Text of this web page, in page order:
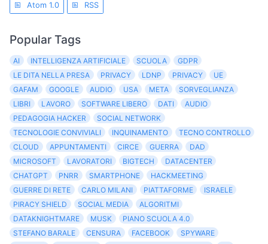
Atom 1.0 RSS
Popular Tags
AI INTELLIGENZA ARTIFICIALE SCUOLA
GDPR
LE DITA NELLA PRESA
PRIVACY LDNP PRIVACY
UE
GAFAM
GOOGLE AUDIO USA META
SORVEGLIANZA
LIBRI
LAVORO SOFTWARE LIBERO DATI
AUDIO
PEDAGOGIA HACKER
SOCIAL NETWORK
TECNOLOGIE CONVIVIALI
INQUINAMENTO
TECNO CONTROLLO
CLOUD
APPUNTAMENTI CIRCE GUERRA
DAD
MICROSOFT
LAVORATORI BIGTECH
DATACENTER
CHATGPT
PNRR SMARTPHONE
HACKMEETING
GUERRE DI RETE
CARLO MILANI PIATTAFORME
ISRAELE
PIRACY SHIELD
SOCIAL MEDIA
ALGORITMI
DATAKNIGHTMARE
MUSK
PIANO SCUOLA 4.0
STEFANO BARALE
CENSURA FACEBOOK
SPYWARE